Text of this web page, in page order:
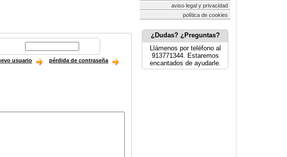
usuario pérdida de contraseña
aviso legal y privacidad
política de cookies
¿Dudas? ¿Preguntas?
Llámenos por teléfono al
913771344. Estaremos
encantados de ayudarle.